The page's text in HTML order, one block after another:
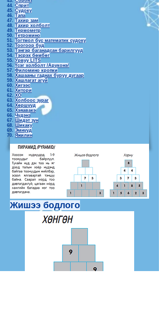
Сприт
Судоку
Тапа
Тахир зам
Тахир холболт
Термометр
Тетромино
Тогтмол бус математик судоку
Тоогоор буд
Тэнгэр баганадсан барилгууд
Тэсрэх бөмбөг
Урвуу LITS
Үсэг холболт /Арүконэ/
Филомино кропки
Хашааны гаднах буруу дугаар
Хашлагат агуй
Хигээс
Хитори
ХО
Холбоос зураг
Хөршүүд
Хэяавакэ
Чүдэнз
Шидэт зун
Шикаку
Эмнүүд
Яжилин
Жишээ бодлого